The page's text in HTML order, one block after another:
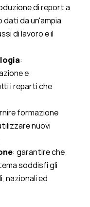
di report a
da un'ampia
di lavoro e il
:
e
i reparti che
formazione
nuovi
: garantire che
soddisfi gli
nazionali ed